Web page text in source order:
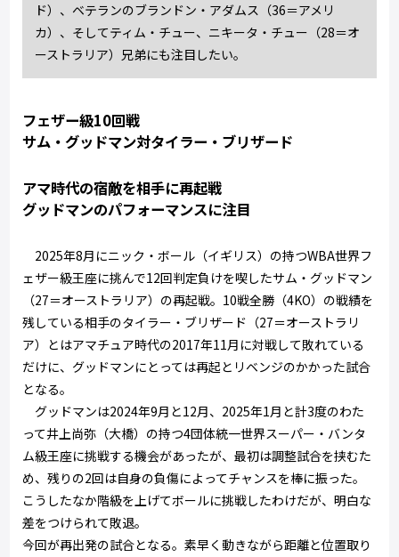
ド）、ベテランのブランドン・アダムス（36＝アメリ
カ）、そしてティム・チュー、ニキータ・チュー（28＝オ
ーストラリア）兄弟にも注目したい。
フェザー級10回戦
サム・グッドマン対タイラー・ブリザード
アマ時代の宿敵を相手に再起戦
グッドマンのパフォーマンスに注目
2025年8月にニック・ボール（イギリス）の持つWBA世界フ
ェザー級王座に挑んで12回判定負けを喫したサム・グッドマン
（27＝オーストラリア）の再起戦。10戦全勝（4KO）の戦績を
残している相手のタイラー・ブリザード（27＝オーストラリ
ア）とはアマチュア時代の2017年11月に対戦して敗れている
だけに、グッドマンにとっては再起とリベンジのかかった試合
となる。
グッドマンは2024年9月と12月、2025年1月と計3度のわた
って井上尚弥（大橋）の持つ4団体統一世界スーパー・バンタ
ム級王座に挑戦する機会があったが、最初は調整試合を挟むた
め、残りの2回は自身の負傷によってチャンスを棒に振った。
こうしたなか階級を上げてボールに挑戦したわけだが、明白な
差をつけられて敗退。
今回が再出発の試合となる。素早く動きながら距離と位置取り